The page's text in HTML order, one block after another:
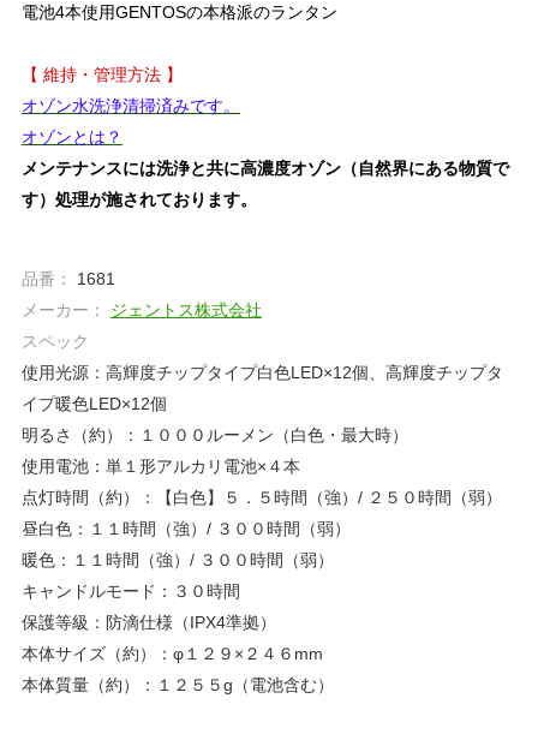
電池4本使用GENTOSの本格派のランタン
【 維持・管理方法 】
オゾン水洗浄清掃済みです。
オゾンとは？
メンテナンスには洗浄と共に高濃度オゾン（自然界にある物質で
す）処理が施されております。
品番：
1681
メーカー：
ジェントス株式会社
スペック
使用光源：高輝度チップタイプ白色LED×12個、高輝度チップタ
イプ暖色LED×12個
明るさ（約）：１０００ルーメン（白色・最大時）
使用電池：単１形アルカリ電池×４本
点灯時間（約）：【白色】５．５時間（強）/ ２５０時間（弱）
昼白色：１１時間（強）/ ３００時間（弱）
暖色：１１時間（強）/ ３００時間（弱）
キャンドルモード：３０時間
保護等級：防滴仕様（IPX4準拠）
本体サイズ（約）：φ１２９×２４６mm
本体質量（約）：１２５５g（電池含む）